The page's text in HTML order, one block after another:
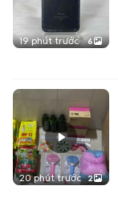
19 phút trước 6
20 phút trước 2